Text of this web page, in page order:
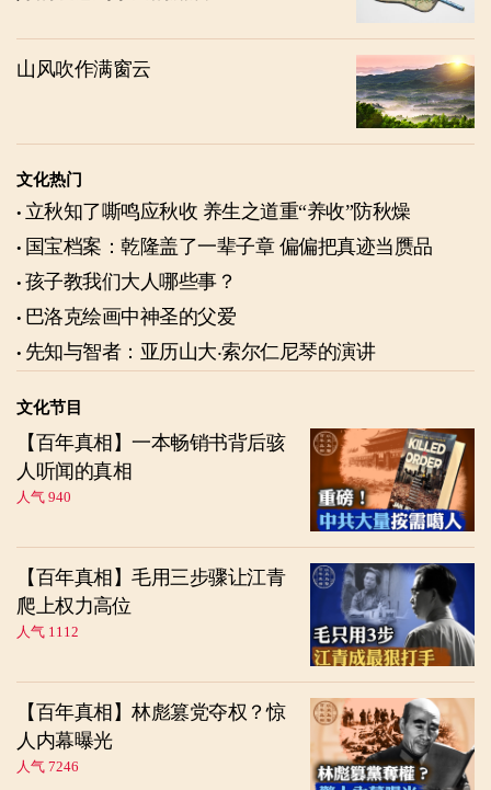
山风吹作满窗云
文化热门
立秋知了嘶鸣应秋收 养生之道重“养收”防秋燥
国宝档案：乾隆盖了一辈子章 偏偏把真迹当赝品
孩子教我们大人哪些事？
巴洛克绘画中神圣的父爱
先知与智者：亚历山大‧索尔仁尼琴的演讲
文化节目
【百年真相】一本畅销书背后骇
人听闻的真相
人气 940
【百年真相】毛用三步骤让江青
爬上权力高位
人气 1112
【百年真相】林彪篡党夺权？惊
人内幕曝光
人气 7246